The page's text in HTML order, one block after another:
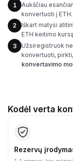
1
Aukščiau
konvertuoti į ETH.
2
Iškart matysi
ETH keitimo
3
Užsiregistruok
konvertuoti,
konvertavimo
Kodėl verta
Rezervų